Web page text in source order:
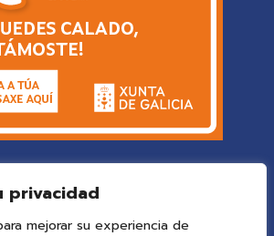
privacidad
mejorar su experiencia de